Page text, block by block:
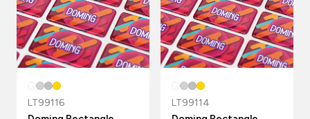
LT99116
LT99114